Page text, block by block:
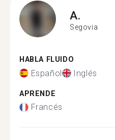
A.
Segovia
HABLA FLUIDO
Español Inglés
APRENDE
Francés